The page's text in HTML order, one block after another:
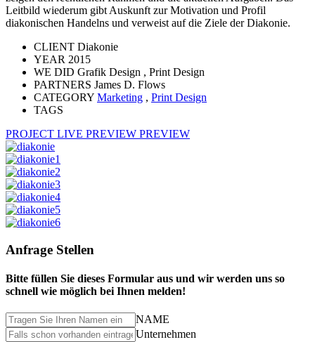
Leitbild wiederum gibt Auskunft zur Motivation und Profil
diakonischen Handelns und verweist auf die Ziele der Diakonie.
CLIENT Diakonie
YEAR 2015
WE DID Grafik Design , Print Design
PARTNERS James D. Flows
CATEGORY Marketing , Print Design
TAGS
PROJECT LIVE PREVIEW PREVIEW
Anfrage Stellen
Bitte füllen Sie dieses Formular aus und wir werden uns so
schnell wie möglich bei Ihnen melden!
NAME
Unternehmen